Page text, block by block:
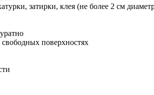
затирки, клея (не более 2 см
поверхностях